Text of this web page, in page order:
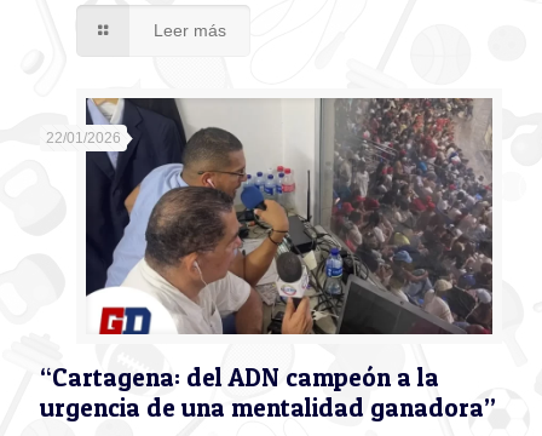
Leer más
22/01/2026
“Cartagena: del ADN campeón a la
urgencia de una mentalidad ganadora”